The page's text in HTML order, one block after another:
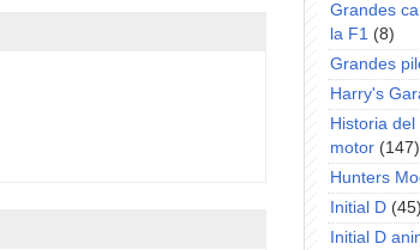
Grandes
la F1 (8)
Grandes
Harry's
Historia
motor (147)
Hunters
Initial D
Initial D